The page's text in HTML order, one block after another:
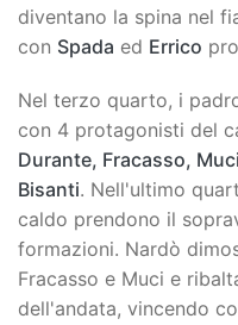
diventano la spina nel
con Spada ed Errico
Nel terzo quarto, i
con 4 protagonisti del
Durante, Fracasso,
Bisanti. Nell'ultimo
caldo prendono il
formazioni. Nardò
Fracasso e Muci e
dell'andata, vincendo